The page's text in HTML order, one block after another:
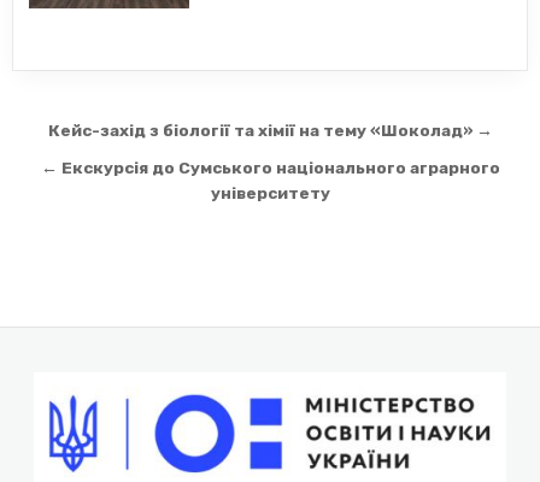
Навігація
записів
Кейс-захід з біології та хімії на тему «Шоколад» →
← Екскурсія до Сумського національного аграрного
університету